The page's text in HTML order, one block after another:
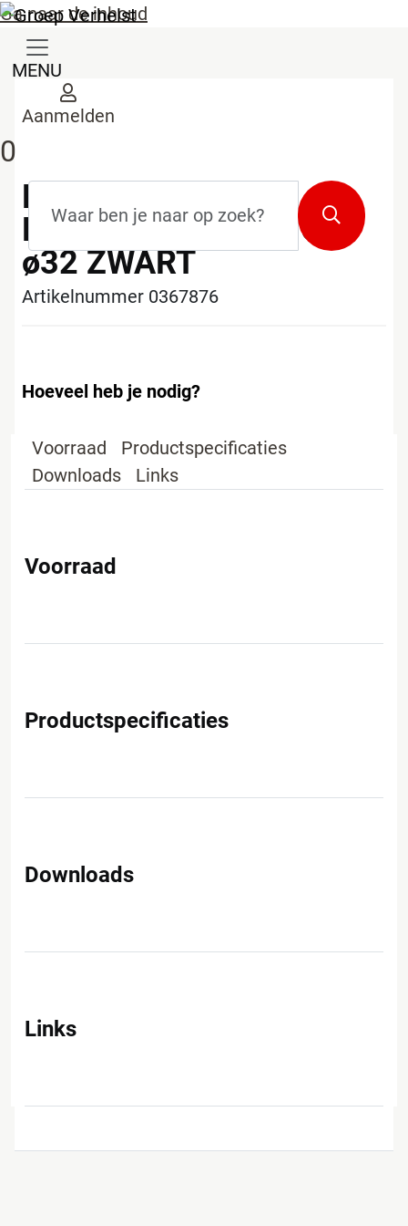
Ga naar de inhoud
MENU
Aanmelden
0
Zoeken
PIPELIFE PP
MASTER3PLUS STOP
ø32 ZWART
Artikelnummer 0367876
Hoeveel heb je nodig?
Voorraad
Productspecificaties
Downloads
Links
Voorraad
Productspecificaties
Downloads
Links